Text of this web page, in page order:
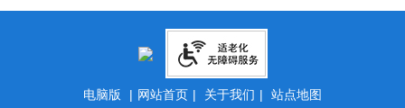
电脑版 | 网站首页 | 关于我们 | 站点地图